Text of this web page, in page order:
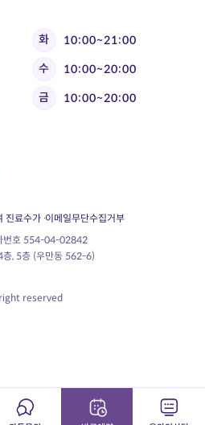
화
10:00~21:00
수
10:00~20:00
금 10:00~20:00
진료수가 이메일무단수집거부
번호 554-04-02842
층, 5층 (우만동 562-6)
reserved